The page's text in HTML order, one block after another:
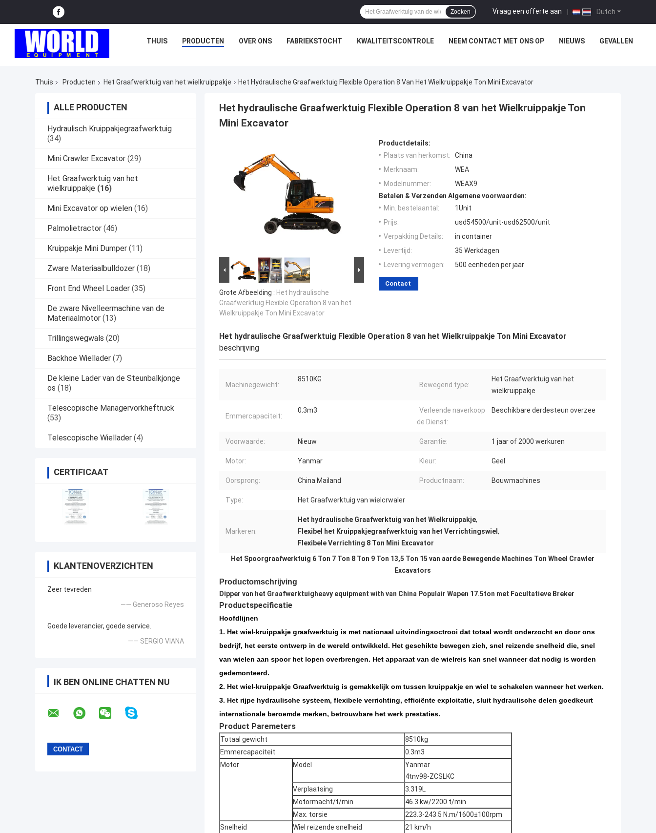
Dutch
Vraag een offerte aan |
Zoeken
THUIS PRODUCTEN OVER ONS FABRIEKSTOCHT KWALITEITSCONTROLE NEEM CONTACT MET ONS OP NIEUWS GEVALLEN
Thuis Producten Het Graafwerktuig van het wielkruippakje Het Hydraulische Graafwerktuig Flexible Operation 8 Van Het Wielkruippakje Ton Mini Excavator
ALLE PRODUCTEN
Hydraulisch Kruippakjegraafwerktuig
(34)
Mini Crawler Excavator (29)
Het Graafwerktuig van het
wielkruippakje (16)
Mini Excavator op wielen (16)
Palmolietractor (46)
Kruippakje Mini Dumper (11)
Zware Materiaalbulldozer (18)
Front End Wheel Loader (35)
De zware Nivelleermachine van de
Materiaalmotor (13)
Trillingswegwals (20)
Backhoe Wiellader (7)
De kleine Lader van de Steunbalkjonge
os (18)
Telescopische Managervorkheftruck
(53)
Telescopische Wiellader (4)
CERTIFICAAT
KLANTENOVERZICHTEN
Zeer tevreden
—— Generoso Reyes
Goede leverancier, goede service.
—— SERGIO VIANA
IK BEN ONLINE CHATTEN NU
Het hydraulische Graafwerktuig Flexible Operation 8 van het Wielkruippakje Ton
Mini Excavator
Grote Afbeelding : Het hydraulische
Graafwerktuig Flexible Operation 8 van het
Wielkruippakje Ton Mini Excavator
Productdetails:
Plaats van herkomst:
China
Merknaam:
WEA
Modelnummer:
WEAX9
Betalen & Verzenden Algemene voorwaarden:
Min. bestelaantal:
1Unit
Prijs:
usd54500/unit-usd62500/unit
Verpakking Details:
in container
Levertijd:
35 Werkdagen
Levering vermogen:
500 eenheden per jaar
Contact
Het hydraulische Graafwerktuig Flexible Operation 8 van het Wielkruippakje Ton Mini Excavator
beschrijving
Machinegewicht:
8510KG
Bewegend type:
Het Graafwerktuig van het
wielkruippakje
Emmercapaciteit:
0.3m3
Verleende naverkoop
de Dienst:
Beschikbare derdesteun overzee
Voorwaarde: Nieuw Garantie: 1 jaar of 2000 werkuren
Motor: Yanmar Kleur: Geel
Oorsprong: China Mailand Productnaam: Bouwmachines
Type: Het Graafwerktuig van wielcrwaler
Markeren:
Het hydraulische Graafwerktuig van het Wielkruippakje,
Flexibel het Kruippakjegraafwerktuig van het Verrichtingswiel ,
Flexibele Verrichting 8 Ton Mini Excavator
Het Spoorgraafwerktuig 6 Ton 7 Ton 8 Ton 9 Ton 13,5 Ton 15 van aarde Bewegende Machines Ton Wheel Crawler
Excavators
Productomschrijving
Dipper van het Graafwerktuigheavy equipment with van China Populair Wapen 17.5ton met Facultatieve Breker
Productspecificatie
Hoofdlijnen
1. Het wiel-kruippakje graafwerktuig is met nationaal uitvindingsoctrooi dat totaal wordt onderzocht en door ons
bedrijf, het eerste ontwerp in de wereld ontwikkeld. Het geschikte bewegen zich, snel reizende snelheid die, snel
van wielen aan spoor het lopen overbrengen. Het apparaat van de wielreis kan snel wanneer dat nodig is worden
gedemonteerd.
2. Het wiel-kruippakje Graafwerktuig is gemakkelijk om tussen kruippakje en wiel te schakelen wanneer het werken.
3. Het rijpe hydraulische systeem, flexibele verrichting, efficiënte exploitatie, sluit hydraulische delen goedkeurt
internationale beroemde merken, betrouwbare het werk prestaties.
Product Paremeters
Totaal gewicht
8510kg
Emmercapaciteit
0.3m3
Motor
Model
Yanmar
4tnv98-ZCSLKC
Verplaatsing
3.319L
Motormacht/t/min
46.3 kw/2200 t/min
Max. torsie
223.3-243.5 N.m/1600±100rpm
Snelheid
Wiel reizende snelheid
21 km/h